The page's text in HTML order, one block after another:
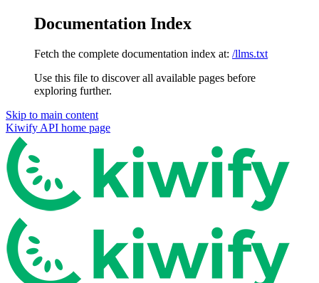
Documentation Index
Fetch the complete documentation index at: /llms.txt
Use this file to discover all available pages before
exploring further.
Skip to main content
Kiwify API home page